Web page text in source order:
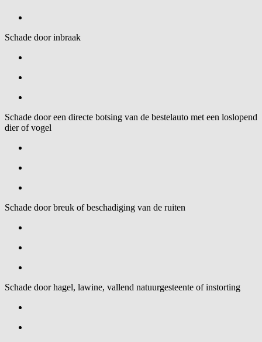
Schade door inbraak
Schade door een directe botsing van de bestelauto met een loslopend
dier of vogel
Schade door breuk of beschadiging van de ruiten
Schade door hagel, lawine, vallend natuurgesteente of instorting